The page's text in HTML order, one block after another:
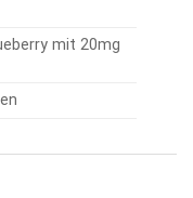
mit 20mg